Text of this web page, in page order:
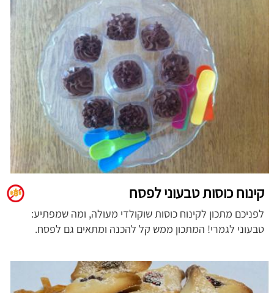
קינוח כוסות טבעוני לפסח
לפניכם מתכון לקינוח כוסות שוקולדי מעולה, ומה שמפתיע:
טבעוני לגמרי! המתכון ממש קל להכנה ומתאים גם לפסח.